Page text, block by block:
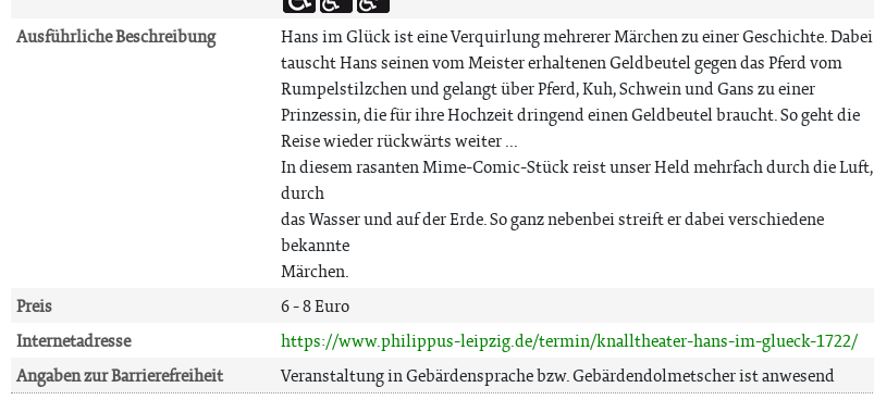
Ausführliche Beschreibung
Hans im Glück ist eine Verquirlung mehrerer Märchen zu einer Geschichte. Dabei
tauscht Hans seinen vom Meister erhaltenen Geldbeutel gegen das Pferd vom
Rumpelstilzchen und gelangt über Pferd, Kuh, Schwein und Gans zu einer
Prinzessin, die für ihre Hochzeit dringend einen Geldbeutel braucht. So geht die
Reise wieder rückwärts weiter ...
In diesem rasanten Mime-Comic-Stück reist unser Held mehrfach durch die Luft,
durch
das Wasser und auf der Erde. So ganz nebenbei streift er dabei verschiedene
bekannte
Märchen.
Preis
6 - 8 Euro
Internetadresse
https://www.philippus-leipzig.de/termin/knalltheater-hans-im-glueck-1722/
Angaben zur Barrierefreiheit
Veranstaltung in Gebärdensprache bzw. Gebärdendolmetscher ist anwesend